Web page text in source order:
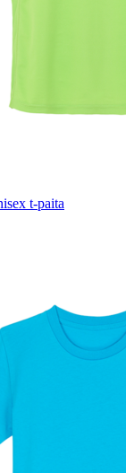
t-paita